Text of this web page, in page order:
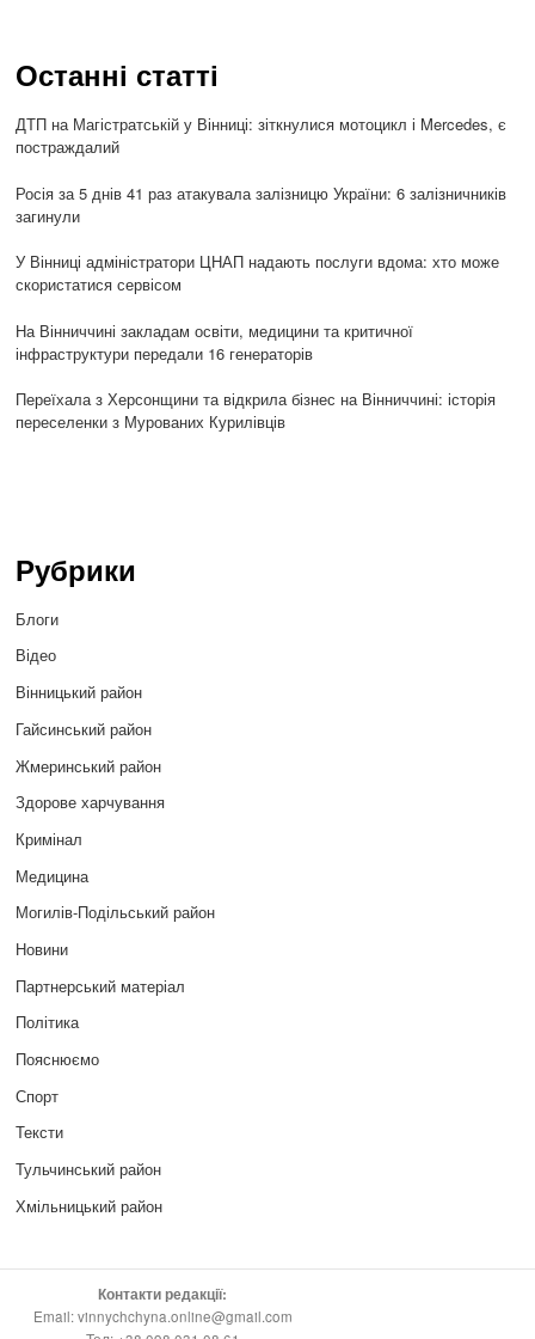
Останні статті
ДТП на Магістратській у Вінниці: зіткнулися мотоцикл і Mercedes, є
постраждалий
Росія за 5 днів 41 раз атакувала залізницю України: 6 залізничників
загинули
У Вінниці адміністратори ЦНАП надають послуги вдома: хто може
скористатися сервісом
На Вінниччині закладам освіти, медицини та критичної
інфраструктури передали 16 генераторів
Переїхала з Херсонщини та відкрила бізнес на Вінниччині: історія
переселенки з Мурованих Курилівців
Рубрики
Блоги
Відео
Вінницький район
Гайсинський район
Жмеринський район
Здорове харчування
Кримінал
Медицина
Могилів-Подільський район
Новини
Партнерський матеріал
Політика
Пояснюємо
Спорт
Тексти
Тульчинський район
Хмільницький район
Контакти редакції:
Email: vinnychchyna.online@gmail.com